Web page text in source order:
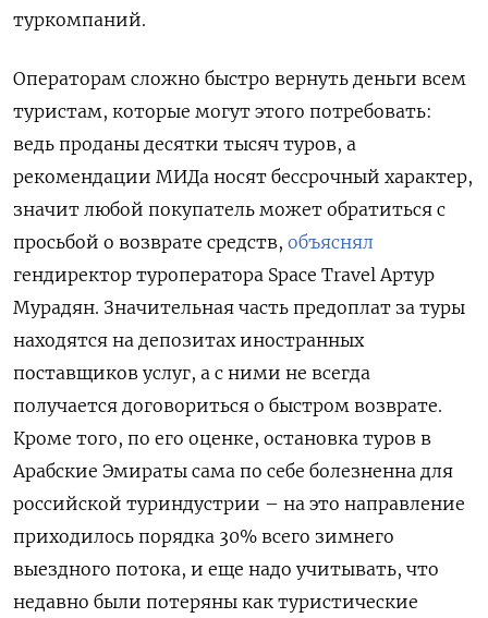
туркомпаний.
Операторам сложно быстро вернуть деньги всем
туристам, которые могут этого потребовать:
ведь проданы десятки тысяч туров, а
рекомендации МИДа носят бессрочный характер,
значит любой покупатель может обратиться с
просьбой о возврате средств, объяснял
гендиректор туроператора Space Travel Артур
Мурадян. Значительная часть предоплат за туры
находятся на депозитах иностранных
поставщиков услуг, а с ними не всегда
получается договориться о быстром возврате.
Кроме того, по его оценке, остановка туров в
Арабские Эмираты сама по себе болезненна для
российской туриндустрии – на это направление
приходилось порядка 30% всего зимнего
выездного потока, и еще надо учитывать, что
недавно были потеряны как туристические